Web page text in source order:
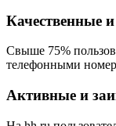
Качественные
Свыше 75%
телефонными
Активные и